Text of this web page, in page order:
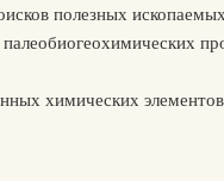
полезных
химических